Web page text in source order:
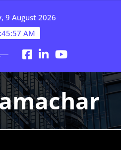
9 August 2026
AM